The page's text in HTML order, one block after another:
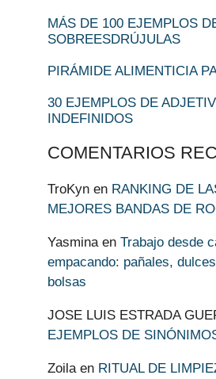
MÁS DE 100 EJEMPLOS
SOBREESDRÚJULAS
PIRÁMIDE ALIMENTICIA
30 EJEMPLOS DE
INDEFINIDOS
COMENTARIOS
TroKyn en RANKING DE
MEJORES BANDAS DE
Yasminaen Trabajo desde
empacando: pañales,
bolsas
JOSE LUIS ESTRADA
EJEMPLOS DE
Zoilaen RITUAL DE